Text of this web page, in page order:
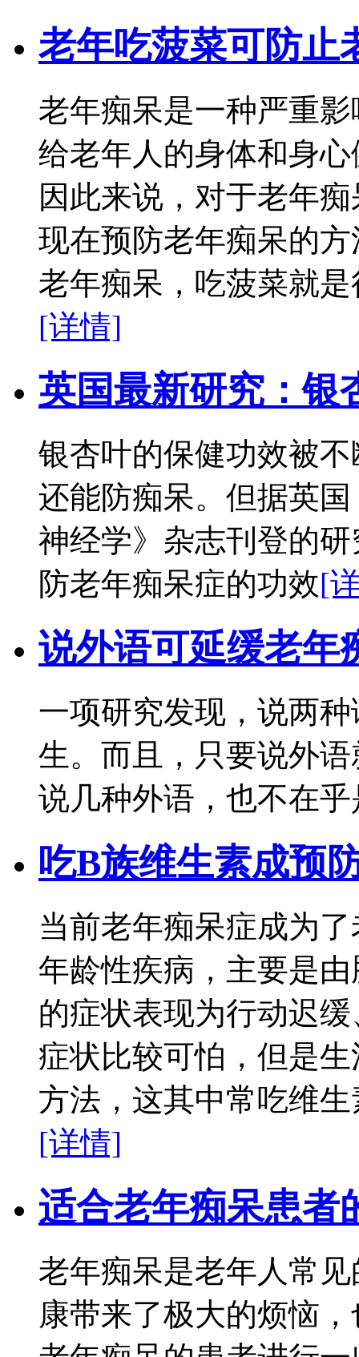
老年吃菠菜可防止
老年痴呆是一种严重
给老年人的身体和身
因此来说，对于老年
现在预防老年痴呆的
老年痴呆，吃菠菜就
[详情]
英国最新研究：银
银杏叶的保健功效被
还能防痴呆。但据英
神经学》杂志刊登的
防老年痴呆症的功效[
说外语可延缓老年
一项研究发现，说两
生。而且，只要说外
说几种外语，也不在
吃B族维生素成预
当前老年痴呆症成为
年龄性疾病，主要是
的症状表现为行动迟
症状比较可怕，但是
方法，这其中常吃维
[详情]
适合老年痴呆患者
老年痴呆是老年人常
康带来了极大的烦恼